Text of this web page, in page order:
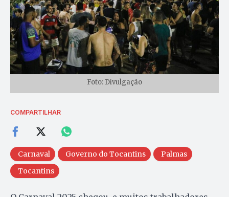
Foto: Divulgação
COMPARTILHAR
Carnaval Governo do Tocantins
Palmas
Tocantins